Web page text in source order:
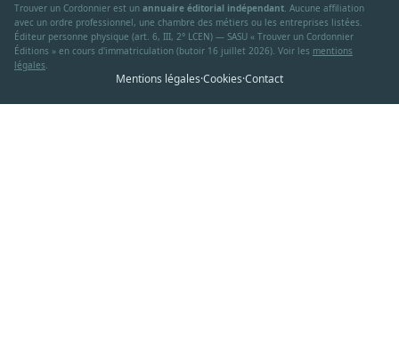
Trouver un Cordonnier est un annuaire éditorial indépendant . Aucune affiliation
avec un ordre professionnel, une chambre des métiers ou les entreprises listées.
Éditeur personne physique (art. 6, III, 2° LCEN) — SASU « Trouver un Cordonnier
Éditions » en cours d'immatriculation (butoir 16 juillet 2026). Voir les mentions
légales
Mentions légales·Cookies·Contact